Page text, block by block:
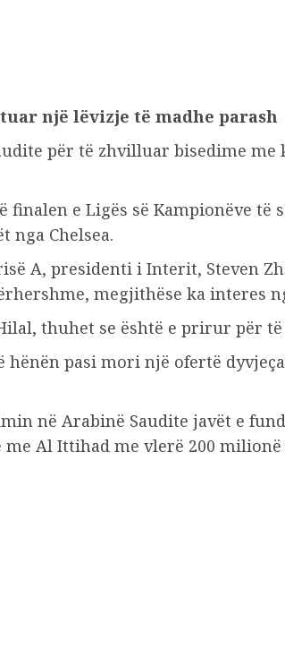
një lëvizje të madhe parash
për të zhvilluar bisedime
e Ligës së Kampionëve të
nga Chelsea.
A, presidenti i Interit, Steven
megjithëse ka interes
thuhet se është e prirur për
pasi mori një ofertë
në Arabinë Saudite javët e
Al Ittihad me vlerë 200 milionë